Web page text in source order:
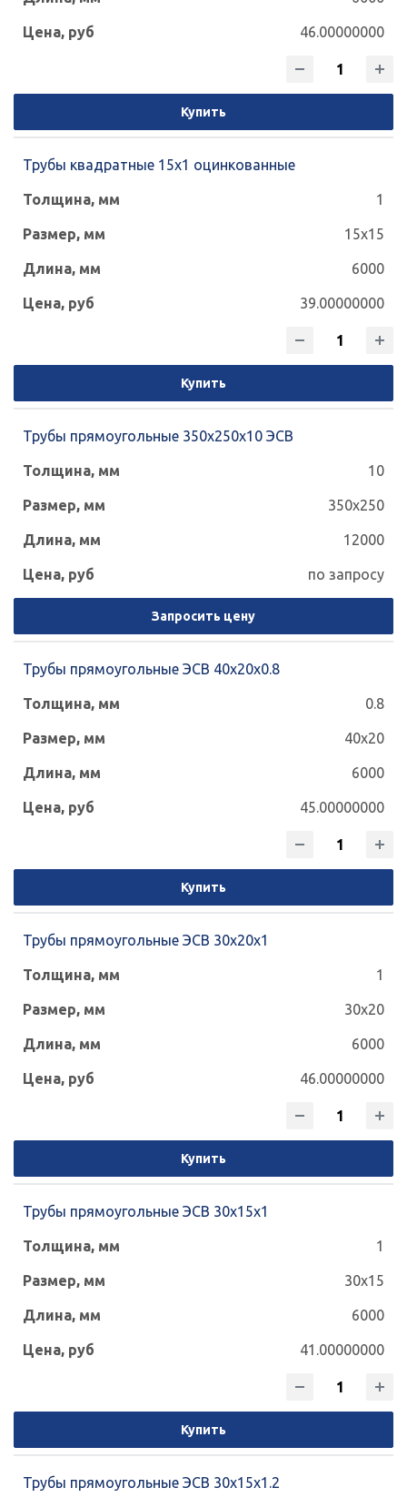
46.00000000
Купить
Трубы квадратные 15х1 оцинкованные
1
15x15
6000
39.00000000
Купить
Трубы прямоугольные 350х250х10 ЭСВ
10
350x250
12000
по запросу
Запросить цену
Трубы прямоугольные ЭСВ 40х20х0.8
0.8
40x20
6000
45.00000000
Купить
Трубы прямоугольные ЭСВ 30х20х1
1
30x20
6000
46.00000000
Купить
Трубы прямоугольные ЭСВ 30х15х1
1
30x15
6000
41.00000000
Купить
Трубы прямоугольные ЭСВ 30х15х1.2